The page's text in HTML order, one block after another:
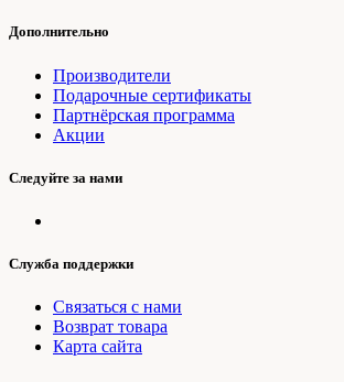
Дополнительно
Производители
Подарочные сертификаты
Партнёрская программа
Акции
Следуйте за нами
Служба поддержки
Связаться с нами
Возврат товара
Карта сайта